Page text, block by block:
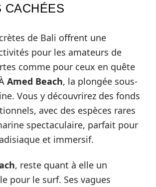
CACHÉES
de Bali offrent une
pour les amateurs de
comme pour ceux en quête
Amed Beach, la plongée sous-
Vous y découvrirez des fonds
avec des espèces rares
spectaculaire, parfait pour
et immersif.
, reste quant à elle un
pour le surf. Ses vagues